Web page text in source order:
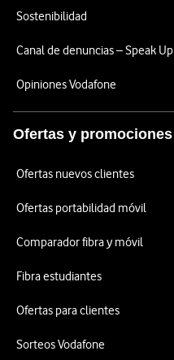
Sostenibilidad
Canal de denuncias – Speak Up
Opiniones Vodafone
Ofertas y promociones
Ofertas nuevos clientes
Ofertas portabilidad móvil
Comparador fibra y móvil
Fibra estudiantes
Ofertas para clientes
Sorteos Vodafone